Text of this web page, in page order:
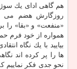
هم گاهی ادای یك
روزگارش هضم می
«منفعت» و «بقا» را
همواره از خود فرم
بیایید با یك نگاه
ها را پر كرده اند
نحو جدی فكر نماییم